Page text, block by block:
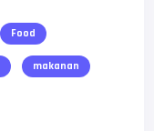
Food
makanan